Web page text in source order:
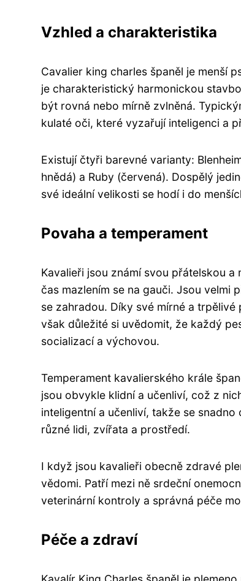
Vzhled a charakteristika
Cavalier king charles španěl je menší
je charakteristický harmonickou
být rovná nebo mírně zvlněná.
kulaté oči, které vyzařují inteligenci a
Existují čtyři barevné varianty:
hnědá) a Ruby (červená). Dospělý
své ideální velikosti se hodí i do
Povaha a temperament
Kavalieři jsou známí svou přátelskou
čas mazlením se na gauči. Jsou
se zahradou. Díky své mírné a
však důležité si uvědomit, že každý
socializací a výchovou.
Temperament kavalierského krále
jsou obvykle klidní a učenliví, což z
inteligentní a učenliví, takže se
různé lidi, zvířata a prostředí.
I když jsou kavalieři obecně zdravé
vědomi. Patří mezi ně srdeční
veterinární kontroly a správná péče
Péče a zdraví